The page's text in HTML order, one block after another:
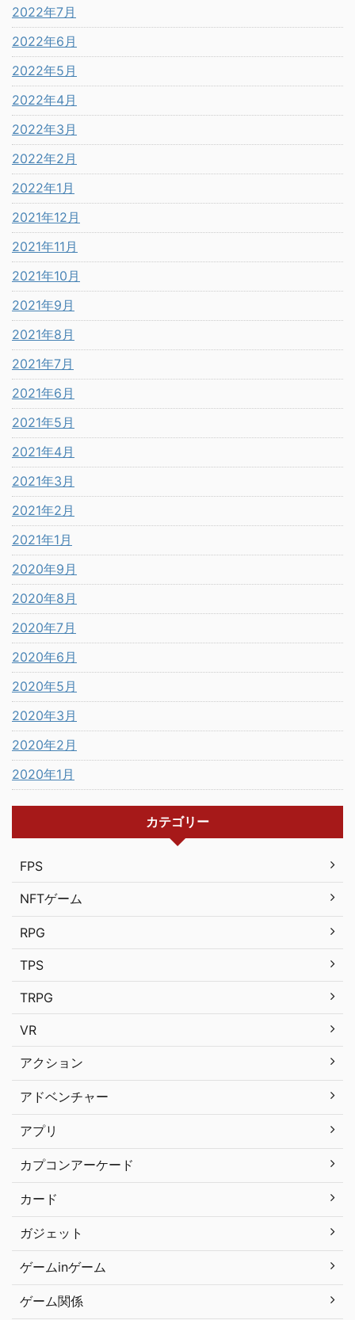
2022年7月
2022年6月
2022年5月
2022年4月
2022年3月
2022年2月
2022年1月
2021年12月
2021年11月
2021年10月
2021年9月
2021年8月
2021年7月
2021年6月
2021年5月
2021年4月
2021年3月
2021年2月
2021年1月
2020年9月
2020年8月
2020年7月
2020年6月
2020年5月
2020年3月
2020年2月
2020年1月
カテゴリー
FPS
NFTゲーム
RPG
TPS
TRPG
VR
アクション
アドベンチャー
アプリ
カプコンアーケード
カード
ガジェット
ゲームinゲーム
ゲーム関係